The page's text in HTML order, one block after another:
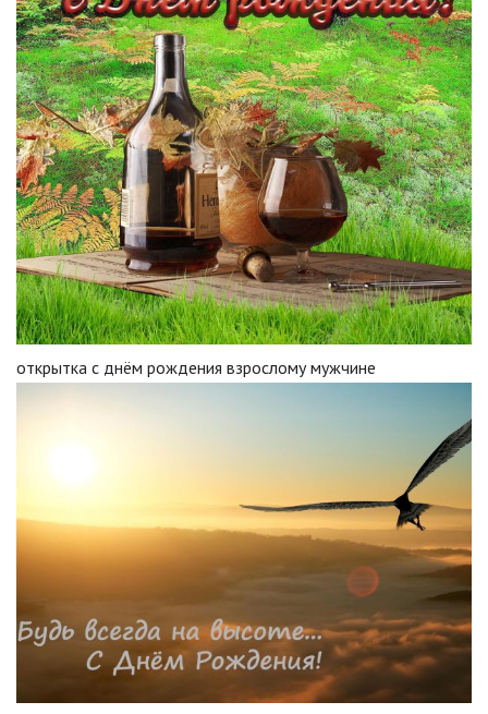
открытка с днём рождения взрослому мужчине